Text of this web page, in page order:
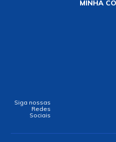
MINHA
Siga nossas
Redes
Sociais